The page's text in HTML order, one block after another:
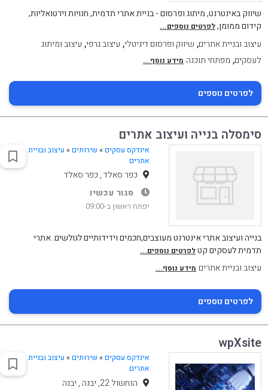
שיווק באינטרנט, מיתוג ופרסום - בניית אתרי תדמית, חנויות וירטואליות,
קידום ממומן,לפרטים נוספים...
עיצוב ובניית אתרים, שיווק ופרסום דיגיטלי, עיצוב גרפי, עיצוב ומיתוג
לעסקים, מפתחי תוכנה מידע נוסף...
לפרטים נוספים
סימסלה בנייה ועיצוב אתרים
אינדקס עסקים » שירותים» עיצוב ובניית
אתרים
כפר סאלד , כפר סאלד
סגור עכשיו
יפתח ראשון ב-09:00
בנייה ועיצוב אתרי אינטרנט מעוצבים,חכמים וידידותיים לגולשים. אתרי
תדמית לעסקים קטלפרטים נוספים...
עיצוב ובניית אתרים מידע נוסף...
לפרטים נוספים
wpXsite
אינדקס עסקים » שירותים» עיצוב ובניית
אתרים
הנחשול 22, יבנה , יבנה